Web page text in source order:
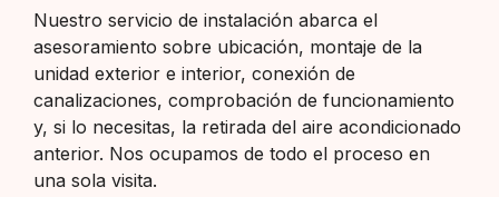
Nuestro servicio de instalación abarca el
asesoramiento sobre ubicación, montaje de la
unidad exterior e interior, conexión de
canalizaciones, comprobación de funcionamiento
y, si lo necesitas, la retirada del aire acondicionado
anterior. Nos ocupamos de todo el proceso en
una sola visita.